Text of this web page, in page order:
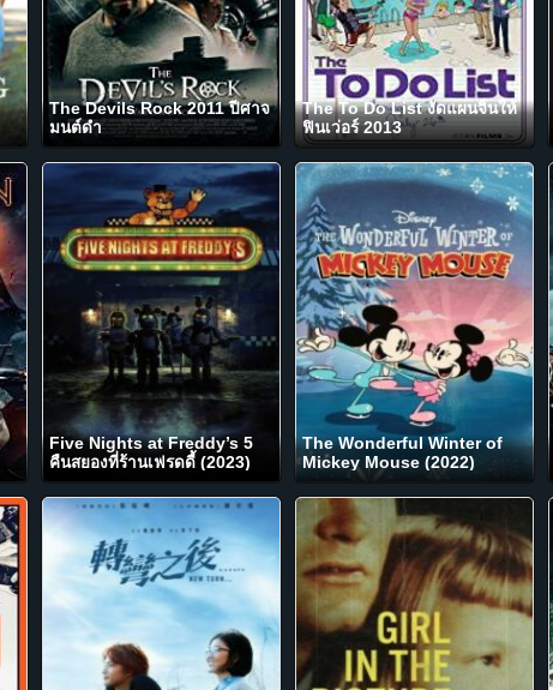
The Devils Rock 2011 ปีศาจ
มนต์ดำ
The To Do List งัดแผนจิ้นให้
ฟินเว่อร์ 2013
Five Nights at Freddy’s 5
คืนสยองที่ร้านเฟรดดี้ (2023)
The Wonderful Winter of
Mickey Mouse (2022)